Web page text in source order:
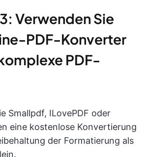
Verwenden Sie
PDF-Konverter
PDF-
Smallpdf, ILovePDF oder
eine kostenlose Konvertierung
der Formatierung als